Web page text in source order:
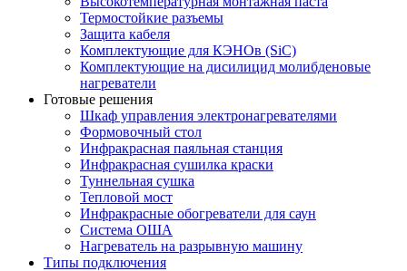
Термостойкие разъемы
Защита кабеля
Комплектующие для КЭНОв (SiC)
Комплектующие на дисилицид молибденовые
нагреватели
Готовые решения
Шкаф управления электронагревателями
Формовочный стол
Инфракрасная паяльная станция
Инфракрасная сушилка краски
Туннельная сушка
Тепловой мост
Инфракрасные обогреватели для саун
Система ОША
Нагреватель на разрывную машину
Типы подключения